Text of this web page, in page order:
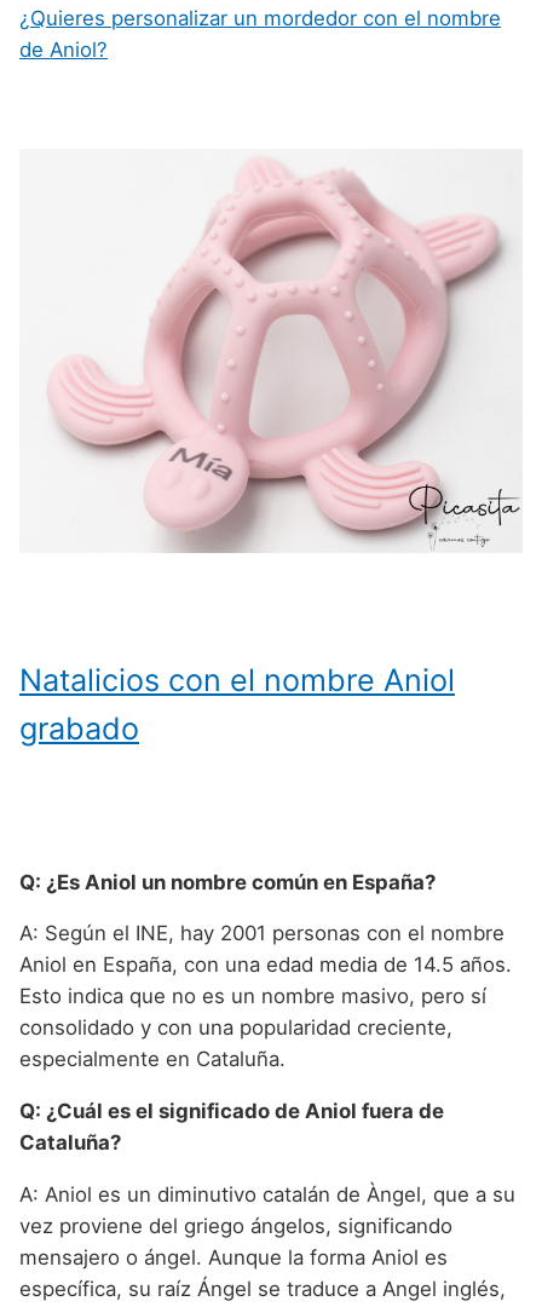
¿Quieres personalizar un mordedor con el nombre
de Aniol?
Natalicios con el nombre Aniol
grabado
Q: ¿Es Aniol un nombre común en España?
A: Según el INE, hay 2001 personas con el nombre
Aniol en España, con una edad media de 14.5 años.
Esto indica que no es un nombre masivo, pero sí
consolidado y con una popularidad creciente,
especialmente en Cataluña.
Q: ¿Cuál es el significado de Aniol fuera de
Cataluña?
A: Aniol es un diminutivo catalán de Àngel, que a su
vez proviene del griego ángelos, significando
mensajero o ángel. Aunque la forma Aniol es
específica, su raíz Ángel se traduce a Angel inglés,